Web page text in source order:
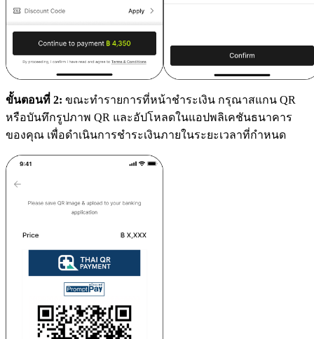
ขั้นตอนที่ 2: ขณะทำรายการที่หน้าชำระเงิน กรุณาสแกน QR
หรือบันทึกรูปภาพ QR และอัปโหลดในแอปพลิเคชันธนาคาร
ของคุณ เพื่อดำเนินการชำระเงินภายในระยะเวลาที่กำหนด